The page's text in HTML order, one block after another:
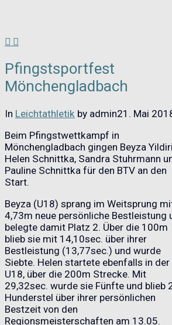
Pfingstsportfest
Mönchengladbach
In Leichtathletik by admin21. Mai
Beim Pfingstwettkampf in
Mönchengladbach gingen Beyza
Helen Schnittka, Sandra Stuhrmann
Pauline Schnittka für den BTV an den
Start.
Beyza (U18) sprang im Weitsprung
4,73m neue persönliche Bestleistung
belegte damit Platz 2. Über die 100m
blieb sie mit 14,10sec. über ihrer
Bestleistung (13,77sec.) und wurde
Siebte. Helen startete ebenfalls in der
U18, über die 200m Strecke. Mit
29,32sec. wurde sie Fünfte und blieb
Hunderstel über ihrer persönlichen
Bestzeit von den
Regionsmeisterschaften am 13.05.